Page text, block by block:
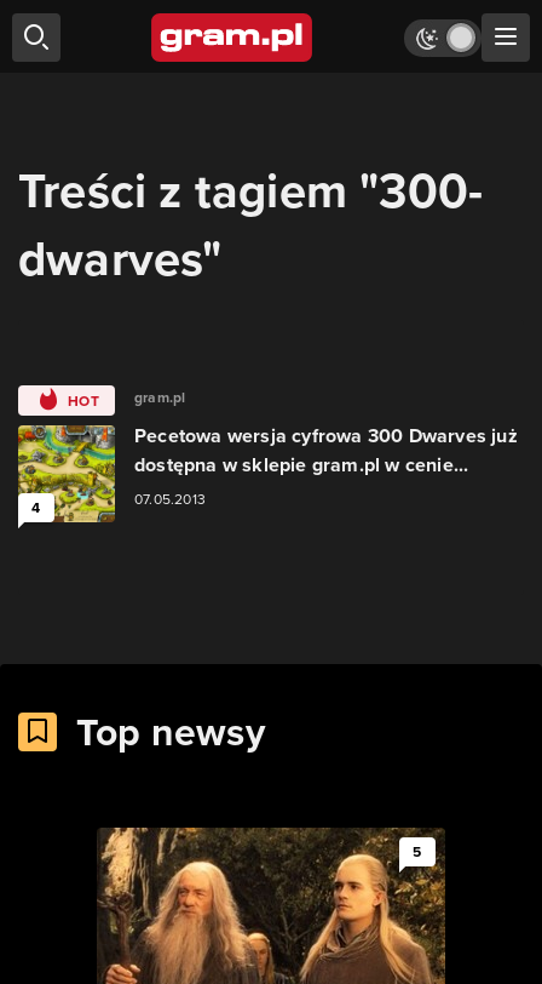
Treści z tagiem "300-
dwarves"
HOT
4
gram.pl
Pecetowa wersja cyfrowa 300 Dwarves już
dostępna w sklepie gram.pl w cenie...
07.05.2013
Top newsy
5